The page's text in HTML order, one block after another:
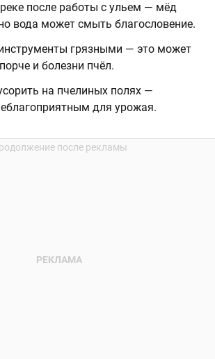
после работы с ульем — мёд
вода может смыть благословение.
грязными — это может
и болезни пчёл.
на пчелиных полях —
для урожая.